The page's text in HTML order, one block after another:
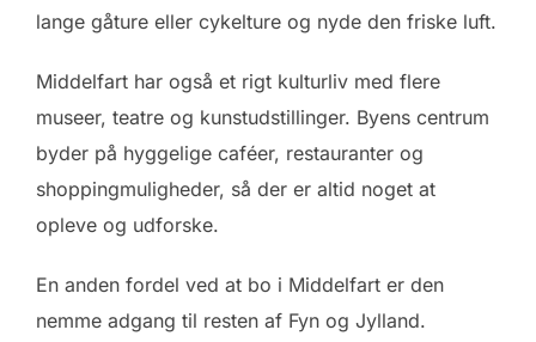
lange gåture eller cykelture og nyde den friske luft.
Middelfart har også et rigt kulturliv med flere
museer, teatre og kunstudstillinger. Byens centrum
byder på hyggelige caféer, restauranter og
shoppingmuligheder, så der er altid noget at
opleve og udforske.
En anden fordel ved at bo i Middelfart er den
nemme adgang til resten af Fyn og Jylland.